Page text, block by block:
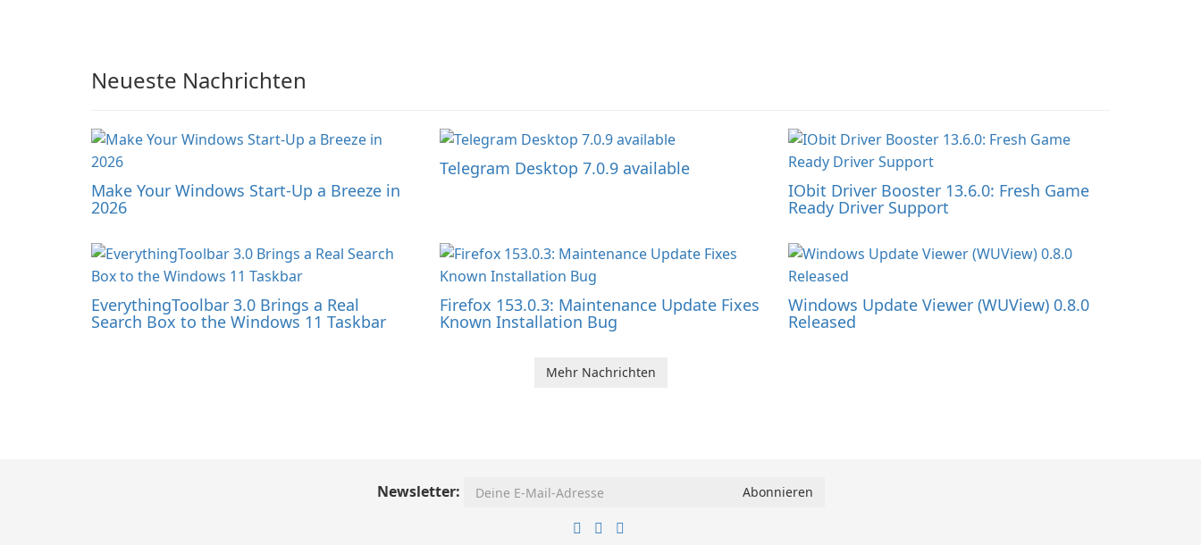
Neueste Nachrichten
Make Your Windows Start-Up a Breeze in
2026
Telegram Desktop 7.0.9 available
IObit Driver Booster 13.6.0: Fresh Game
Ready Driver Support
EverythingToolbar 3.0 Brings a Real
Search Box to the Windows 11 Taskbar
Firefox 153.0.3: Maintenance Update Fixes
Known Installation Bug
Windows Update Viewer (WUView) 0.8.0
Released
Mehr Nachrichten
Newsletter: